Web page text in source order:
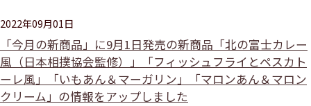
2022年09月01日
「今月の新商品」に9月1日発売の新商品「北の富士カレー
風（日本相撲協会監修）」「フィッシュフライとペスカト
ーレ風」「いもあん＆マーガリン」「マロンあん＆マロン
クリーム」の情報をアップしました